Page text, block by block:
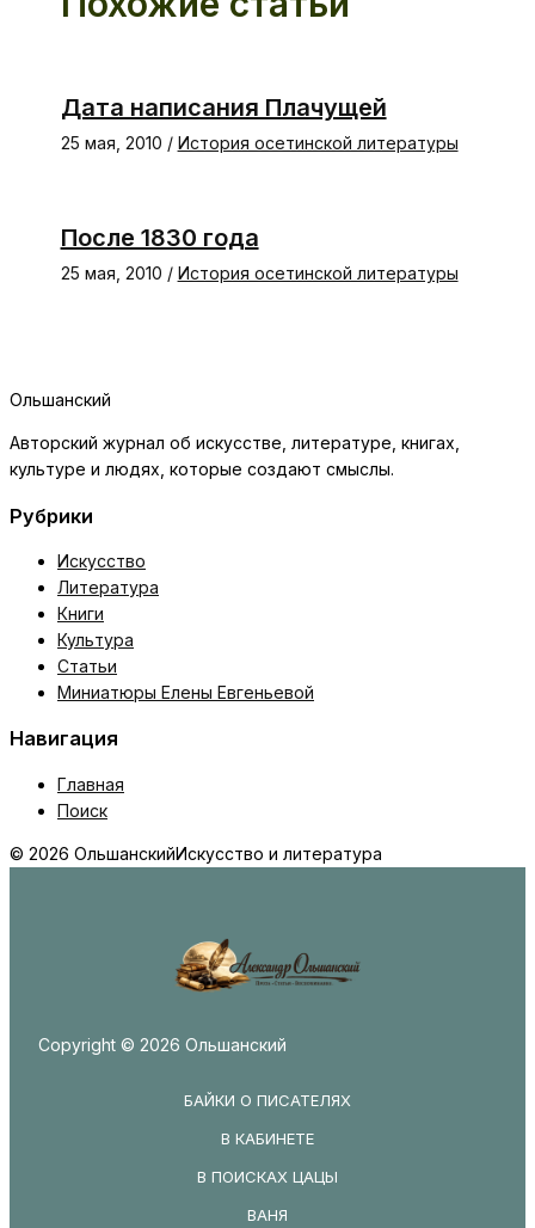
Дата написания Плачущей
25 мая, 2010 / История осетинской литературы
После 1830 года
25 мая, 2010 / История осетинской литературы
Ольшанский
Авторский журнал об искусстве, литературе, книгах,
культуре и людях, которые создают смыслы.
Рубрики
Искусство
Литература
Книги
Культура
Статьи
Миниатюры Елены Евгеньевой
Навигация
Главная
Поиск
© 2026 ОльшанскийИскусство и литература
Copyright © 2026 Ольшанский
БАЙКИ О ПИСАТЕЛЯХ
В КАБИНЕТЕ
В ПОИСКАХ ЦАЦЫ
ВАНЯ